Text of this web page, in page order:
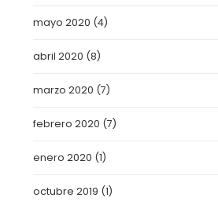
mayo 2020 (4)
abril 2020 (8)
marzo 2020 (7)
febrero 2020 (7)
enero 2020 (1)
octubre 2019 (1)